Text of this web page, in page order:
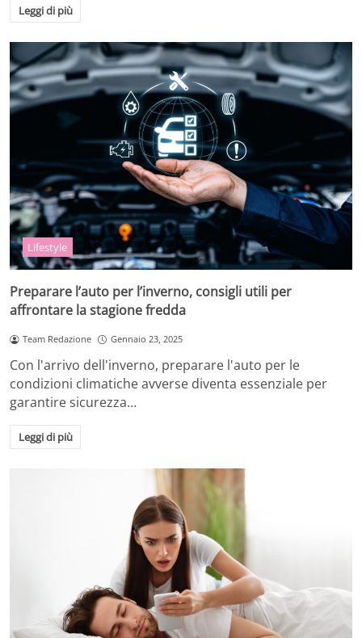
Leggi di più
Lifestyle
Preparare l’auto per l’inverno, consigli utili per
affrontare la stagione fredda
Team Redazione Gennaio 23, 2025
Con l'arrivo dell'inverno, preparare l'auto per le
condizioni climatiche avverse diventa essenziale per
garantire sicurezza…
Leggi di più